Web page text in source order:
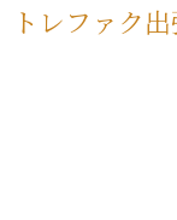
トレファク